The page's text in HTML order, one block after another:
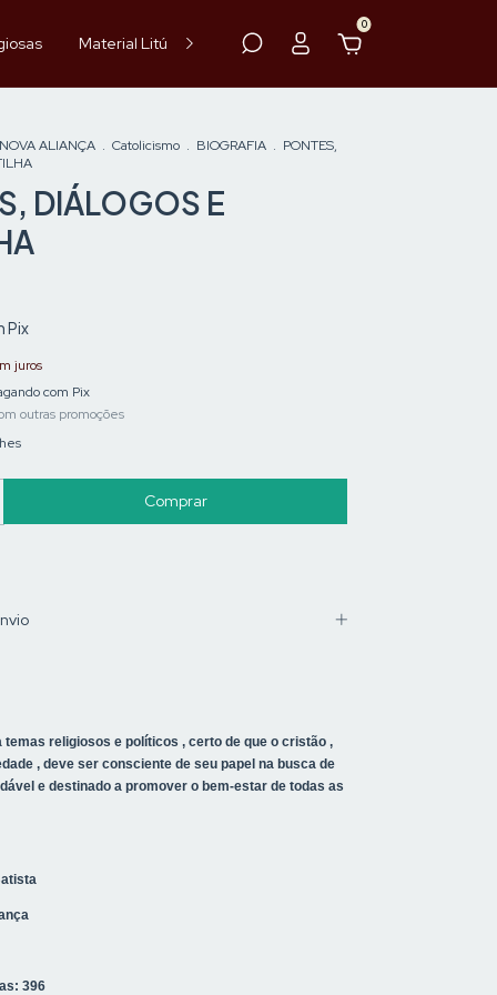
Material Litúrgico Paramentos
0
ALIANÇA . Catolicismo . BIOGRAFIA . PONTES,
DIÁLOGOS E
Pix
juros
com Pix
outras promoções
temas religiosos e políticos , certo de que o cristão ,
, deve ser consciente de seu papel na busca de
e destinado a promover o bem-estar de todas as
396